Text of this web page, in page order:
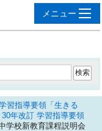
習指導要領「生きる
30年改訂 学習指導要領
学校新教育課程説明会